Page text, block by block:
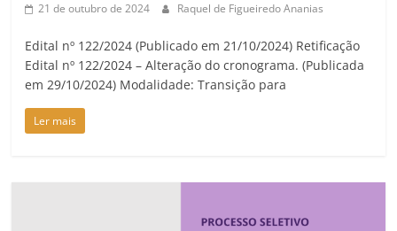
21 de outubro de 2024 Raquel de Figueiredo Ananias
Edital nº 122/2024 (Publicado em 21/10/2024) Retificação
Edital nº 122/2024 – Alteração do cronograma. (Publicada
em 29/10/2024) Modalidade: Transição para
Ler mais